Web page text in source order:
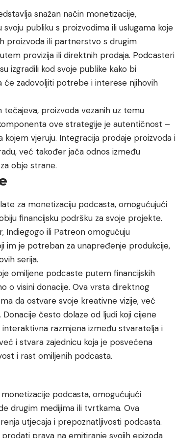
snažan način monetizacije,
publiku s proizvodima ili uslugama koje
proizvoda ili partnerstvo s drugim
provizija ili direktnih prodaja. Podcasteri
izgradili kod svoje publike kako bi
će zadovoljiti potrebe i interese njihovih
tečajeva, proizvoda vezanih uz temu
ove strategije je autentičnost –
vjeruju. Integracija prodaje proizvoda i
već također jača odnos između
obje strane.
za monetizaciju podcasta, omogućujući
financijsku podršku za svoje projekte.
ili Patreon omogućuju
im je potreban za unapređenje produkcije,
serija.
omiljene podcaste putem financijskih
o visini donacije. Ova vrsta direktnog
da ostvare svoje kreativne vizije, već
često dolaze od ljudi koji cijene
razmjena između stvaratelja i
i stvara zajednicu koja je posvećena
i rast omiljenih podcasta.
podcasta, omogućujući
drugim medijima ili tvrtkama. Ova
utjecaja i prepoznatljivosti podcasta.
prava na emitiranje svojih epizoda